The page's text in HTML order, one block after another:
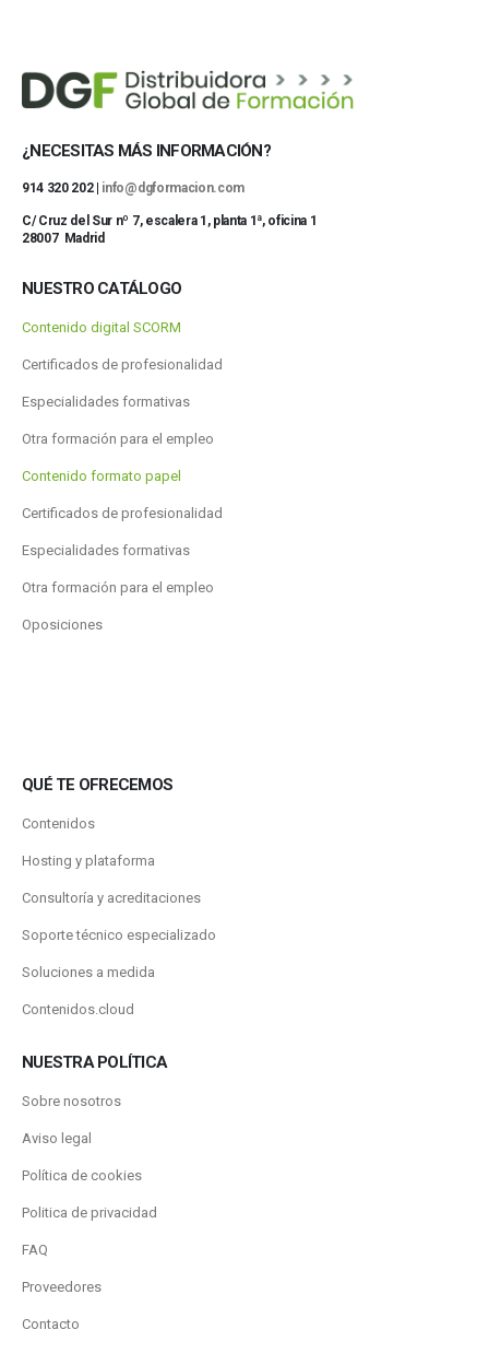
¿NECESITAS MÁS INFORMACIÓN?
914 320 202 | info@dgformacion.com
C/ Cruz del Sur nº 7, escalera 1, planta 1ª, oficina 1
28007 Madrid
NUESTRO CATÁLOGO
Contenido digital SCORM
Certificados de profesionalidad
Especialidades formativas
Otra formación para el empleo
Contenido formato papel
Certificados de profesionalidad
Especialidades formativas
Otra formación para el empleo
Oposiciones
QUÉ TE OFRECEMOS
Contenidos
Hosting y plataforma
Consultoría y acreditaciones
Soporte técnico especializado
Soluciones a medida
Contenidos.cloud
NUESTRA POLÍTICA
Sobre nosotros
Aviso legal
Política de cookies
Politica de privacidad
FAQ
Proveedores
Contacto